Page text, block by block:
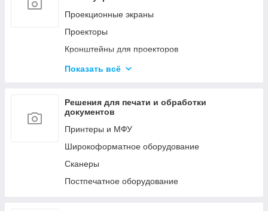
Мобильные стойки
Кронштейны для видео стен и
Конференц-системы
Проекционные экраны
Проекторы
Кронштейны для проекторов
Офисные доски
Показать всё
Решения для печати и обработки
документов
Принтеры и МФУ
Широкоформатное оборудование
Сканеры
Постпечатное оборудование